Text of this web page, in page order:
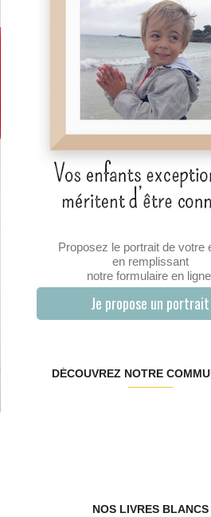
Proposez le portrait de votre
en remplissant
notre formulaire en
Je propose un portrait
DÉCOUVREZ NOTRE
NOS LIVRES BLANCS